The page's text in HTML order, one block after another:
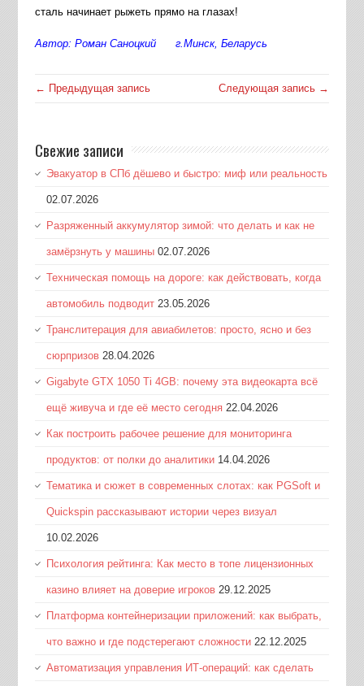
сталь начинает рыжеть прямо на глазах!
Автор: Роман Саноцкий г.Минск, Беларусь
← Предыдущая запись Следующая запись →
Свежие записи
Эвакуатор в СПб дёшево и быстро: миф или реальность
02.07.2026
Разряженный аккумулятор зимой: что делать и как не
замёрзнуть у машины 02.07.2026
Техническая помощь на дороге: как действовать, когда
автомобиль подводит 23.05.2026
Транслитерация для авиабилетов: просто, ясно и без
сюрпризов 28.04.2026
Gigabyte GTX 1050 Ti 4GB: почему эта видеокарта всё
ещё живуча и где её место сегодня 22.04.2026
Как построить рабочее решение для мониторинга
продуктов: от полки до аналитики 14.04.2026
Тематика и сюжет в современных слотах: как PGSoft и
Quickspin рассказывают истории через визуал
10.02.2026
Психология рейтинга: Как место в топе лицензионных
казино влияет на доверие игроков 29.12.2025
Платформа контейнеризации приложений: как выбрать,
что важно и где подстерегают сложности 22.12.2025
Автоматизация управления ИТ-операций: как сделать